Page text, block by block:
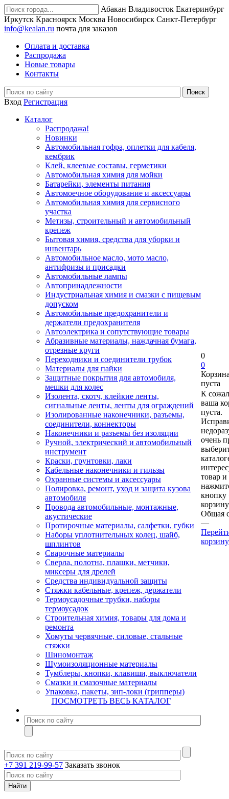
Абакан Владивосток Екатеринбург
Иркутск Красноярск Москва Новосибирск Санкт-Петербург
info@kealan.ru почта для заказов
Оплата и доставка
Распродажа
Новые товары
Контакты
Вход Регистрация
Каталог
Распродажа!
Новинки
Автомобильная гофра, оплетки для кабеля,
кембрик
Клей, клеевые составы, герметики
Автомобильная химия для мойки
Батарейки, элементы питания
Автомоечное оборудование и аксессуары
Автомобильная химия для сервисного
участка
Метизы, строительный и автомобильный
крепеж
Бытовая химия, средства для уборки и
инвентарь
Автомобильное масло, мото масло,
антифризы и присадки
Автомобильные лампы
Автопринадлежности
Индустриальная химия и смазки с пищевым
допуском
Автомобильные предохранители и
держатели предохранителя
Автоэлектрика и сопутствующие товары
Абразивные материалы, наждачная бумага,
отрезные круги
Переходники и соединители трубок
Материалы для пайки
Защитные покрытия для автомобиля,
мешки для колес
Изолента, скотч, клейкие ленты,
сигнальные ленты, ленты для ограждений
Изолированные наконечники, разъемы,
соединители, коннекторы
Наконечники и разъемы без изоляции
Ручной, электрический и автомобильный
инструмент
Краски, грунтовки, лаки
Кабельные наконечники и гильзы
Охранные системы и аксессуары
Полировка, ремонт, уход и защита кузова
автомобиля
Провода автомобильные, монтажные,
акустические
Протирочные материалы, салфетки, губки
Наборы уплотнительных колец, шайб,
шплинтов
Сварочные материалы
Сверла, полотна, плашки, метчики,
миксеры для дрелей
Средства индивидуальной защиты
Стяжки кабельные, крепеж, держатели
Термоусадочные трубки, наборы
термоусадок
Строительная химия, товары для дома и
ремонта
Хомуты червячные, силовые, стальные
стяжки
Шиномонтаж
Шумоизоляционные материалы
Тумблеры, кнопки, клавиши, выключатели
Смазки и смазочные материалы
Упаковка, пакеты, зип-локи (грипперы)
ПОСМОТРЕТЬ ВЕСЬ КАТАЛОГ
+7 391 219-99-57 Заказать звонок
0
0
пуста
К
ваша
пуста.
очень
товар и
кнопку
Общая
—
корзину